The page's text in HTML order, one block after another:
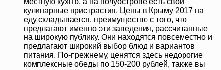
местную кухню, а на полуострове есть свои
кулинарные пристрастия. Цены в Крыму 2017 на
еду складывается, преимущество с того, что
предлагают именно эти заведения, рассчитанные
на широкую публику. Они находятся повсеместно и
предлагают широкий выбор блюд и вариантов
питания. По-прежнему, ценятся здесь недорогие
комплексные обеды по 150-200 рублей, также вы